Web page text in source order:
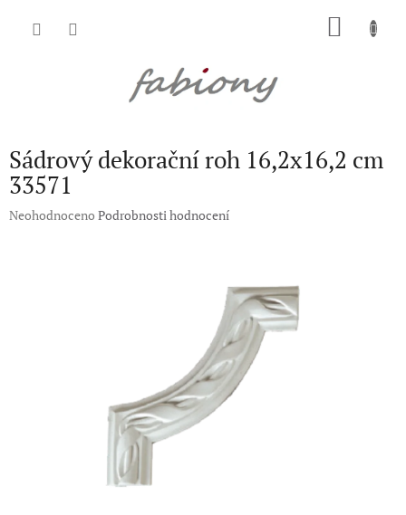
Sádrový dekorační roh 16,2x16,2 cm
33571
Průměrné
Neohodnoceno Podrobnosti hodnocení